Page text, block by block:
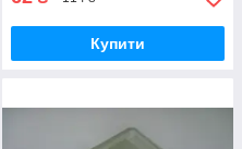
Купити